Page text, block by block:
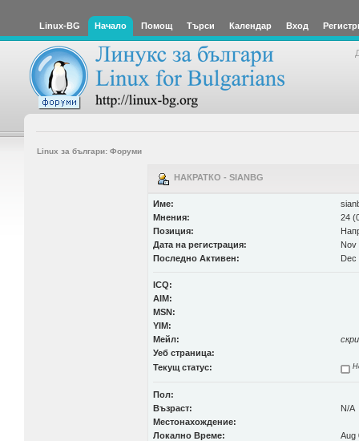
Linux-BG Начало Помощ Търси Календар Вход
Linux за българи: Форуми
НАКРАТКО - SIANBG
Име:
Мнения:
24
Позиция:
Дата на регистрация:
Nov
Последно Активен:
Dec
ICQ:
AIM:
MSN:
YIM:
Мейл:
Уеб страница:
Текущ статус:
Пол:
Възраст:
N/A
Местонахождение:
Локално Време:
Aug